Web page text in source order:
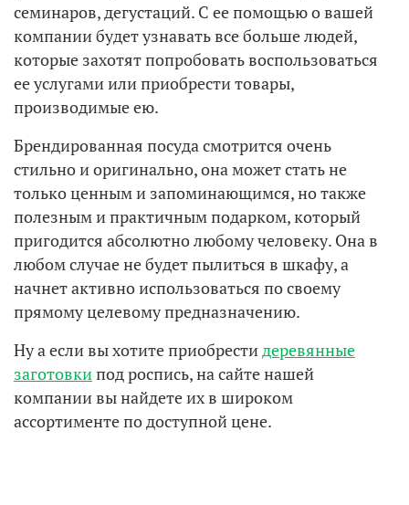
семинаров, дегустаций. С ее помощью о вашей
компании будет узнавать все больше людей,
которые захотят попробовать воспользоваться
ее услугами или приобрести товары,
производимые ею.
Брендированная посуда смотрится очень
стильно и оригинально, она может стать не
только ценным и запоминающимся, но также
полезным и практичным подарком, который
пригодится абсолютно любому человеку. Она в
любом случае не будет пылиться в шкафу, а
начнет активно использоваться по своему
прямому целевому предназначению.
Ну а если вы хотите приобрестидеревянные
заготовкипод роспись, на сайте нашей
компании вы найдете их в широком
ассортименте по доступной цене.